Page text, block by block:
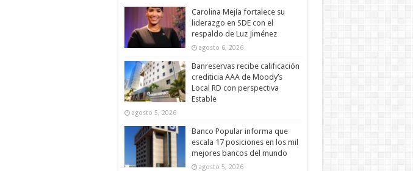
Carolina Mejía fortalece su
liderazgo en SDE con el
respaldo de Luz Jiménez
agosto 6, 2026
Banreservas recibe calificación
crediticia AAA de Moody’s
Local RD con perspectiva
Estable
agosto 5, 2026
Banco Popular informa que
escala 17 posiciones en los mil
mejores bancos del mundo
agosto 5, 2026